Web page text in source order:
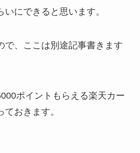
にできると思います。
で、ここは別途記事書きます
ポイントもらえる楽天カー
ておきます。